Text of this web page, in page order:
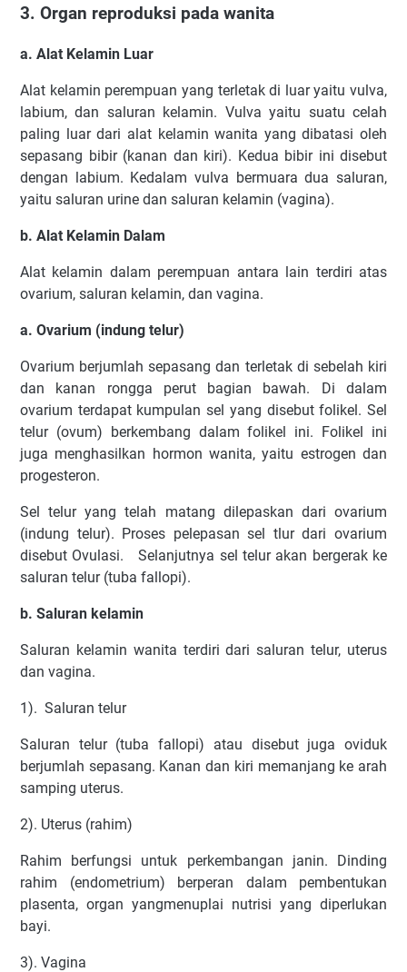
3. Organ reproduksi pada wanita
a. Alat Kelamin Luar
Alat kelamin perempuan yang terletak di luar yaitu vulva,
labium, dan saluran kelamin. Vulva yaitu suatu celah
paling luar dari alat kelamin wanita yang dibatasi oleh
sepasang bibir (kanan dan kiri). Kedua bibir ini disebut
dengan labium. Kedalam vulva bermuara dua saluran,
yaitu saluran urine dan saluran kelamin (vagina).
b. Alat Kelamin Dalam
Alat kelamin dalam perempuan antara lain terdiri atas
ovarium, saluran kelamin, dan vagina.
a. Ovarium (indung telur)
Ovarium berjumlah sepasang dan terletak di sebelah kiri
dan kanan rongga perut bagian bawah. Di dalam
ovarium terdapat kumpulan sel yang disebut folikel. Sel
telur (ovum) berkembang dalam folikel ini. Folikel ini
juga menghasilkan hormon wanita, yaitu estrogen dan
progesteron.
Sel telur yang telah matang dilepaskan dari ovarium
(indung telur). Proses pelepasan sel tlur dari ovarium
disebut Ovulasi. Selanjutnya sel telur akan bergerak ke
saluran telur (tuba fallopi).
b. Saluran kelamin
Saluran kelamin wanita terdiri dari saluran telur, uterus
dan vagina.
1). Saluran telur
Saluran telur (tuba fallopi) atau disebut juga oviduk
berjumlah sepasang. Kanan dan kiri memanjang ke arah
samping uterus.
2). Uterus (rahim)
Rahim berfungsi untuk perkembangan janin. Dinding
rahim (endometrium) berperan dalam pembentukan
plasenta, organ yangmenuplai nutrisi yang diperlukan
bayi.
3). Vagina